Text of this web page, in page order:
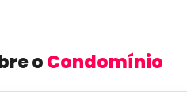
oCondomínio